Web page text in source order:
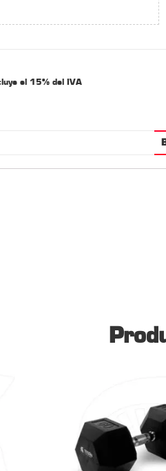
el 15% del IVA